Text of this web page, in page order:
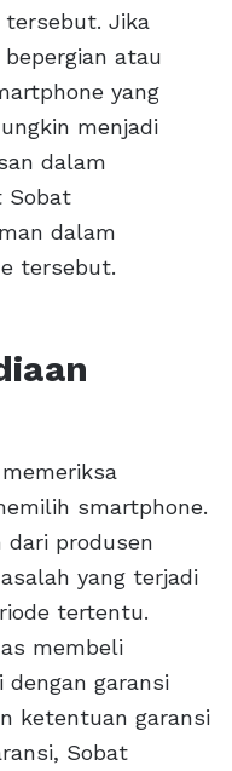
tersebut. Jika
atau
yang
menjadi
dalam
Sobat
dalam
tersebut.
smartphone.
dari produsen
yang terjadi
tertentu.
membeli
dengan garansi
ketentuan garansi
Sobat